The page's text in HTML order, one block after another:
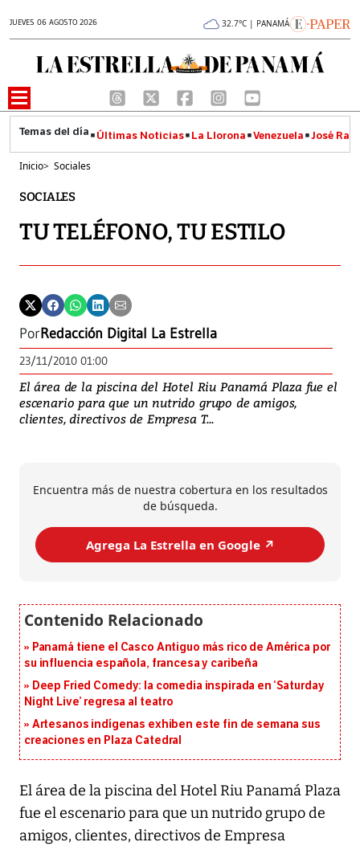
JUEVES 06 AGOSTO 2026 32.7°C | PANAMÁ
Últimas Noticias La Llorona Venezuela José
Inicio> Sociales
SOCIALES
TU TELÉFONO, TU ESTILO
PorRedacción Digital La Estrella
23/11/2010 01:00
El área de la piscina del Hotel Riu Panamá Plaza fue el
escenario para que un nutrido grupo de amigos,
clientes, directivos de Empresa T...
Encuentra más de nuestra cobertura en los resultados
de búsqueda.
Agrega La Estrella en Google ↗️
Panamá tiene el Casco Antiguo más rico de América por
su influencia española, francesa y caribeña
Deep Fried Comedy: la comedia inspirada en ‘Saturday
Night Live’ regresa al teatro
Artesanos indígenas exhiben este fin de semana sus
creaciones en Plaza Catedral
El área de la piscina del Hotel Riu Panamá Plaza
fue el escenario para que un nutrido grupo de
amigos, clientes, directivos de Empresa